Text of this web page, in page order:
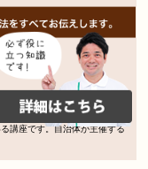
講座です。自治体が主催する